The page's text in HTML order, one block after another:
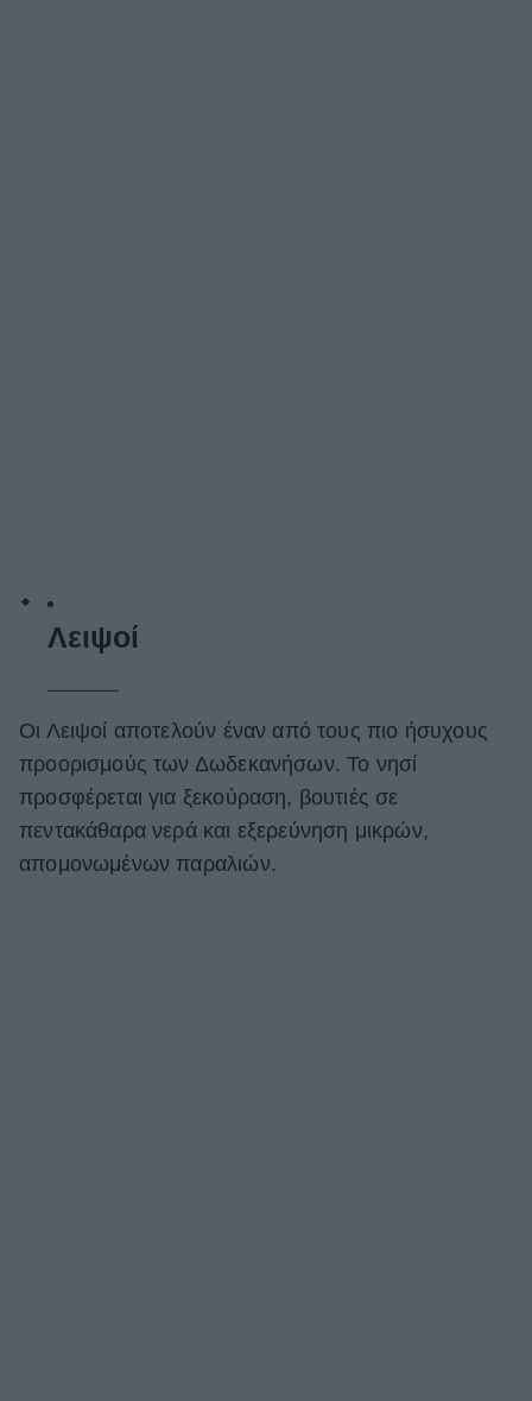
Λειψοί
Οι Λειψοί αποτελούν έναν από τους πιο ήσυχους
προορισμούς των Δωδεκανήσων. Το νησί
προσφέρεται για ξεκούραση, βουτιές σε
πεντακάθαρα νερά και εξερεύνηση μικρών,
απομονωμένων παραλιών.